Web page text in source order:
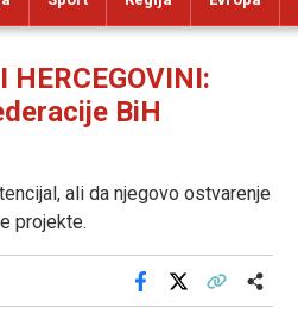
HERCEGOVINI:
BiH
ali da njegovo ostvarenje
projekte.
Facebook